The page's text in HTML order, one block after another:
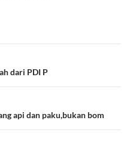
dari PDI P
api dan paku,bukan bom